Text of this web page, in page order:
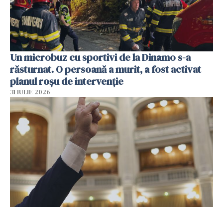
Un microbuz cu sportivi de la Dinamo s-a
răsturnat. O persoană a murit, a fost activat
planul roșu de intervenție
31 IULIE 2026